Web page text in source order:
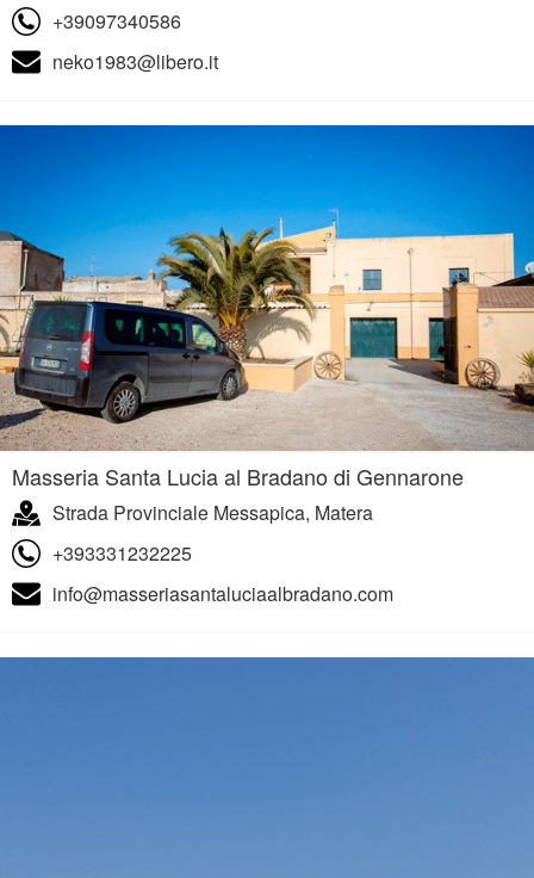
+39097340586
neko1983@libero.it
Masseria Santa Lucia al Bradano di Gennarone
Strada Provinciale Messapica, Matera
+393331232225
info@masseriasantaluciaalbradano.com